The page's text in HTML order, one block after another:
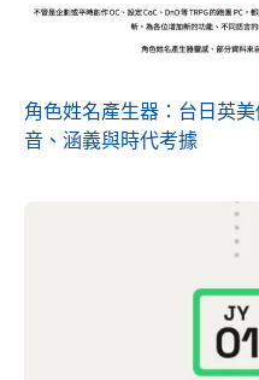
角色姓名產生器：台日英
音、涵義與時代考據